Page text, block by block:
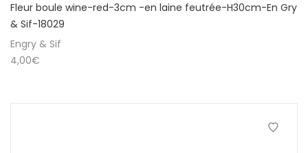
Fleur boule wine-red-3cm -en laine feutrée-H30cm-En Gry
& Sif-18029
Engry & Sif
4,00€